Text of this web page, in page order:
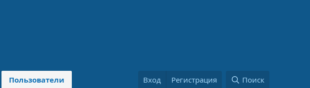
Пользователи Вход Регистрация Поиск